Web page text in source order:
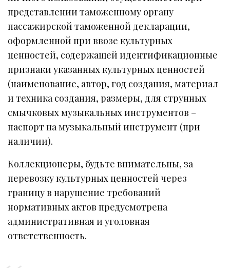
представлении таможенному органу
пассажирской таможенной декларации,
оформленной при ввозе культурных
ценностей, содержащей идентификационные
признаки указанных культурных ценностей
(наименование, автор, год создания, материал
и техника создания, размеры, для струнных
смычковых музыкальных инструментов –
паспорт на музыкальный инструмент (при
наличии).
Коллекционеры, будьте внимательны, за
перевозку культурных ценностей через
границу в нарушение требований
нормативных актов предусмотрена
административная и уголовная
ответственность.